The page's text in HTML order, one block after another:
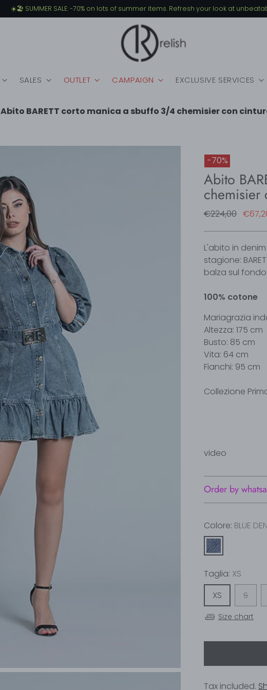
☀️🏖️ SUMMER SALE: -70% on lots of summer items. Refresh your look at
SALES OUTLET CAMPAIGN EXCLUSIVE SERVICES
Abito BARETT corto manica a sbuffo 3/4 chemisier con
-70%
Abito
chemisier
Regular
€224,00
L'abito in
stagione:
balza sul
100% cotone
Mariagrazia
Altezza: 175 cm
Busto: 85 cm
Vita: 64 cm
Fianchi: 95 cm
Collezione
video
Order by
Colore: BLUE
Taglia: XS
XS
S
Size chart
Tax included.